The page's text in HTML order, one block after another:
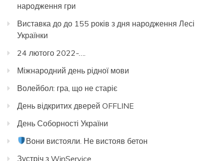
народження гри
Виставка до до 155 років з дня народження Лесі
Українки
24 лютого 2022-….
Міжнародний день рідної мови
Волейбол: гра, що не старіє
День відкритих дверей OFFLINE
День Соборності України
Вони вистояли. Не вистояв бетон
Зустріч з WinService